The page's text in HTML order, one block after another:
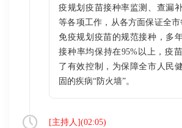
疫规划疫苗接种率监测、查漏
等各项工作，从各方面保证全市
免疫规划疫苗的规范接种，多
接种率均保持在95%以上，疫
了有效控制，为保障全市人民
固的疾病“防火墙”。
[主持人](02:05)